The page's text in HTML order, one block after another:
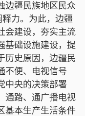
边疆民族地区民众
释力。为此，边疆
会建设，夯实主流
基础设施建设，提
历史原因，边疆民
不便、电视信号
中央的决策部署
通路、通广播电视
基本生产生活条件